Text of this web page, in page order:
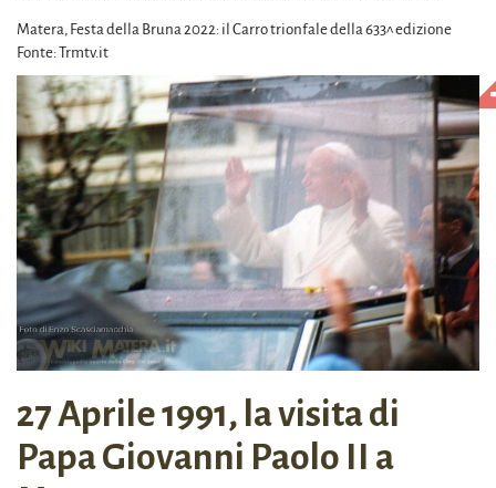
Matera, Festa della Bruna 2022: il Carro trionfale della 633^ edizione
Fonte: Trmtv.it
27 Aprile 1991, la visita di
Papa Giovanni Paolo II a